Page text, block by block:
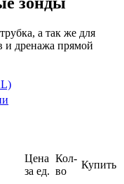
а так же для
и дренажа прямой
Цена
за ед.
Кол-
во
Купить